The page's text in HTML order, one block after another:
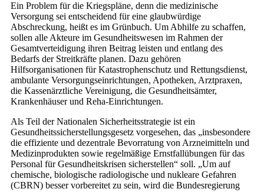
Ein Problem für die Kriegspläne, denn die medizinische
Versorgung sei entscheidend für eine glaubwürdige
Abschreckung, heißt es im Grünbuch. Um Abhilfe zu schaffen,
sollen alle Akteure im Gesundheitswesen im Rahmen der
Gesamtverteidigung ihren Beitrag leisten und entlang des
Bedarfs der Streitkräfte planen. Dazu gehören
Hilfsorganisationen für Katastrophenschutz und Rettungsdienst,
ambulante Versorgungseinrichtungen, Apotheken, Arztpraxen,
die Kassenärztliche Vereinigung, die Gesundheitsämter,
Krankenhäuser und Reha-Einrichtungen.
Als Teil der Nationalen Sicherheitsstrategie ist ein
Gesundheitssicherstellungsgesetz vorgesehen, das „insbesondere
die effiziente und dezentrale Bevorratung von Arzneimitteln und
Medizinprodukten sowie regelmäßige Ernstfallübungen für das
Personal für Gesundheitskrisen sicherstellen“ soll. „Um auf
chemische, biologische radiologische und nukleare Gefahren
(CBRN) besser vorbereitet zu sein, wird die Bundesregierung